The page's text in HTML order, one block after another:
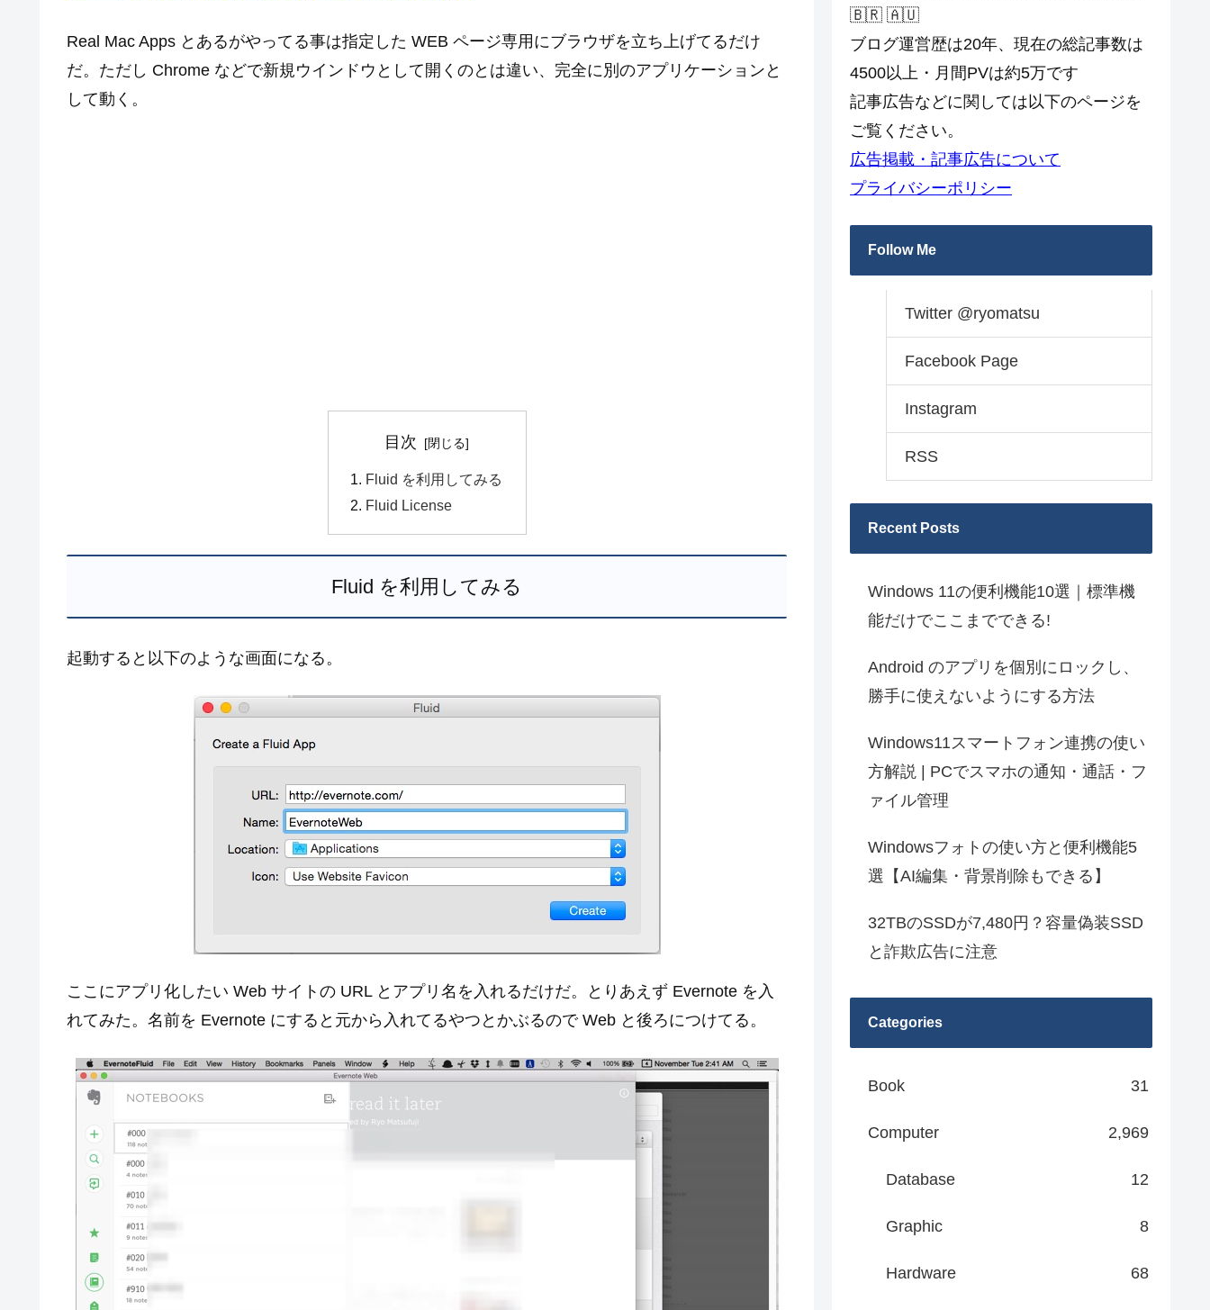
Real Mac Apps とあるがやってる事は指定した WEB ページ専用にブラウザを立ち上げてるだけ
だ。ただし Chrome などで新規ウインドウとして開くのとは違い、完全に別のアプリケーションと
して動く。
目次
Fluid を利用してみる
Fluid License
Fluid を利用してみる
起動すると以下のような画面になる。
ここにアプリ化したい Web サイトの URL とアプリ名を入れるだけだ。とりあえず Evernote を入
れてみた。名前を Evernote にすると元から入れてるやつとかぶるので Web と後ろにつけてる。
🇧🇷 🇦🇺
ブログ運営歴は20年、現在の総記事数は
4500以上・月間PVは約5万です
記事広告などに関しては以下のページを
ご覧ください。
広告掲載・記事広告について
プライバシーポリシー
Follow Me
Twitter @ryomatsu
Facebook Page
Instagram
RSS
Recent Posts
Windows 11の便利機能10選｜標準機
能だけでここまでできる!
Android のアプリを個別にロックし、
勝手に使えないようにする方法
Windows11スマートフォン連携の使い
方解説 | PCでスマホの通知・通話・フ
ァイル管理
Windowsフォトの使い方と便利機能5
選【AI編集・背景削除もできる】
32TBのSSDが7,480円？容量偽装SSD
と詐欺広告に注意
Categories
Book 31
Computer 2,969
Database 12
Graphic 8
Hardware 68